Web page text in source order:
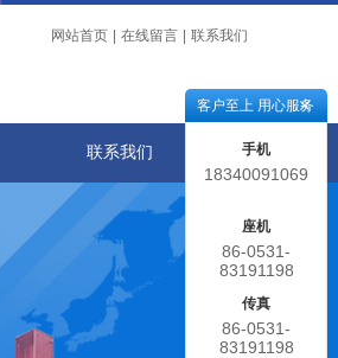
网站首页 在线留言 联系我们
联系我们
客户至上 用心服务
手机
18340091069
座机
86-0531-
83191198
传真
86-0531-
83191198